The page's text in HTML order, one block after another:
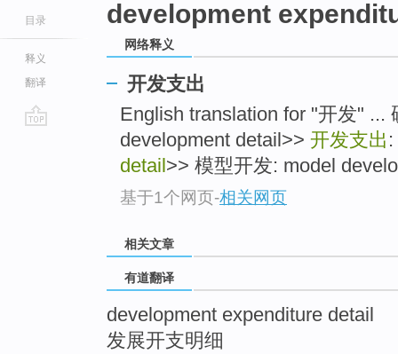
目录
释义
翻译
development
网络释义
开发支出
English translation for "开发" ...
development detail>> 开发支出 :
detail >> 模型开发: model
基于1个网页-相关网页
相关文章
有道翻译
development expenditure detail
发展开支明细